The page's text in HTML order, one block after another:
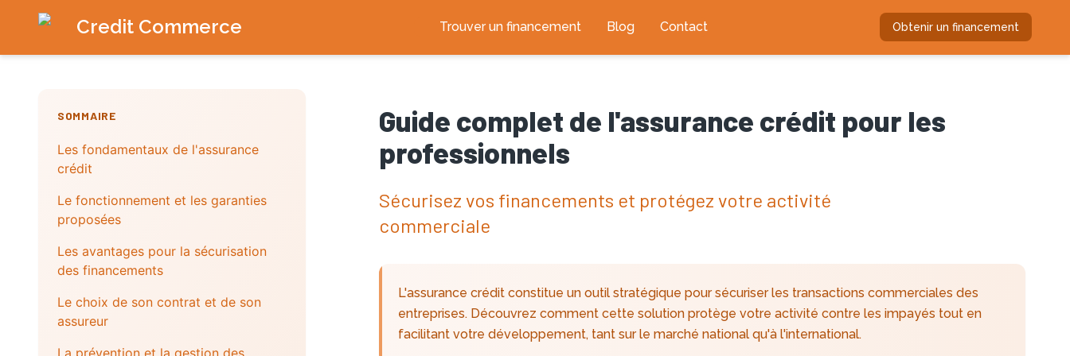
Credit Commerce Obtenir un financement
Trouver un financement Blog Contact
SOMMAIRE
Les fondamentaux de l'assurance
crédit
Le fonctionnement et les garanties
proposées
Les avantages pour la sécurisation
des financements
Le choix de son contrat et de son
assureur
La prévention et la gestion des
Guide complet de l'assurance crédit pour les
professionnels
Sécurisez vos financements et protégez votre activité
commerciale
L'assurance crédit constitue un outil stratégique pour sécuriser les transactions commerciales des
entreprises. Découvrez comment cette solution protège votre activité contre les impayés tout en
facilitant votre développement, tant sur le marché national qu'à l'international.